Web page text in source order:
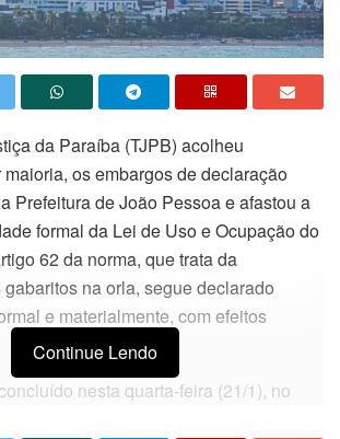
da Paraíba (TJPB) acolheu
os embargos de declaração
Prefeitura de João Pessoa e afastou a
formal da Lei de Uso e Ocupação do
62 da norma, que trata da
na orla, segue declarado
e materialmente, com efeitos
nesta quarta-feira (21/1), no
Continue Lendo